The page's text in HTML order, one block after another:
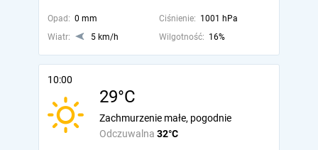
Opad: 0 mm Ciśnienie: 1001 hPa
Wiatr:
5 km/h Wilgotność: 16%
10:00
29°C
Odczuwalna 32°C
Zachmurzenie małe, pogodnie